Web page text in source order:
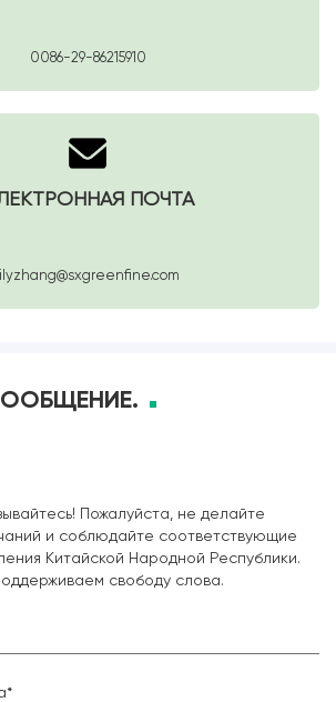
0086-29-86215910
ПОЧТА
lilyzhang@sxgreenfine.com
Пожалуйста, не делайте
и соблюдайте соответствующие
Китайской Народной Республики.
свободу слова.